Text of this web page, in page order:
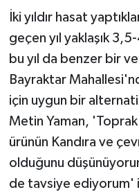
İki yıldır hasat
geçen yıl yaklaşık
bu yıl da benzer bir
Bayraktar
için uygun bir
Metin Yaman, 'Toprak
ürünün Kandıra ve
olduğunu
de tavsiye ediyorum'